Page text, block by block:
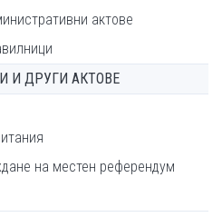
актове
И ДРУГИ АКТОВЕ
на местен референдум